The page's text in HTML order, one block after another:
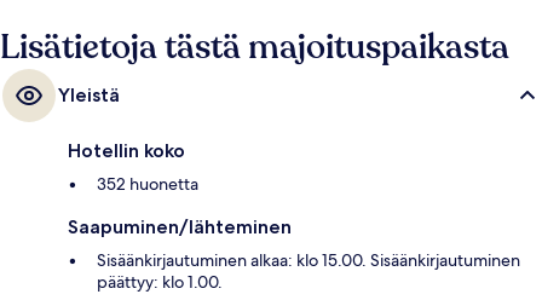
Lisätietoja tästä majoituspaikasta
Yleistä
Hotellin koko
352 huonetta
Saapuminen/lähteminen
Sisäänkirjautuminen alkaa: klo 15.00. Sisäänkirjautuminen
päättyy: klo 1.00.